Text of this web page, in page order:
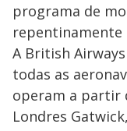
programa de
A British
todas as
operam a partir
Londres